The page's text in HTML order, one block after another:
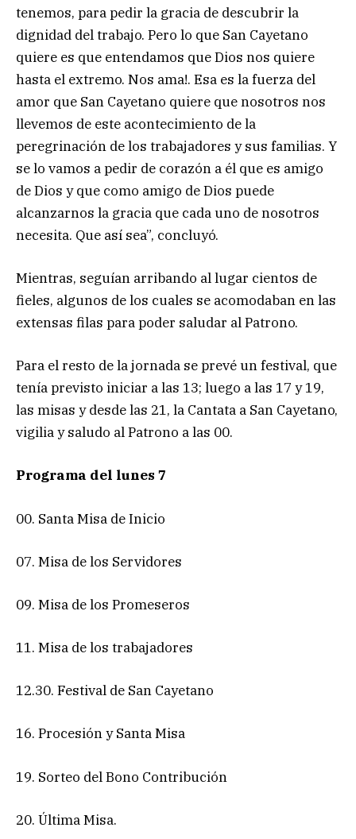
tenemos, para pedir la gracia de descubrir la
dignidad del trabajo. Pero lo que San Cayetano
quiere es que entendamos que Dios nos quiere
hasta el extremo. Nos ama!. Esa es la fuerza del
amor que San Cayetano quiere que nosotros nos
llevemos de este acontecimiento de la
peregrinación de los trabajadores y sus familias. Y
se lo vamos a pedir de corazón a él que es amigo
de Dios y que como amigo de Dios puede
alcanzarnos la gracia que cada uno de nosotros
necesita. Que así sea”, concluyó.
Mientras, seguían arribando al lugar cientos de
fieles, algunos de los cuales se acomodaban en las
extensas filas para poder saludar al Patrono.
Para el resto de la jornada se prevé un festival, que
tenía previsto iniciar a las 13; luego a las 17 y 19,
las misas y desde las 21, la Cantata a San Cayetano,
vigilia y saludo al Patrono a las 00.
Programa del lunes 7
00. Santa Misa de Inicio
07. Misa de los Servidores
09. Misa de los Promeseros
11. Misa de los trabajadores
12.30. Festival de San Cayetano
16. Procesión y Santa Misa
19. Sorteo del Bono Contribución
20. Última Misa.